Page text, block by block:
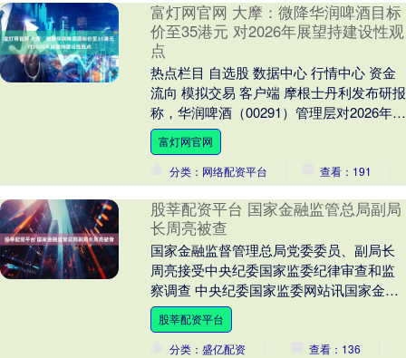
富灯网官网 大摩：微降华润啤酒目标
价至35港元 对2026年展望持建设性观
点
热点栏目 自选股 数据中心 行情中心 资金
流向 模拟交易 客户端 摩根士丹利发布研报
称，华润啤酒（00291）管理层对2026年展
望持审慎乐观态度，今年首两个月....
富灯网官网
分类：网络配资平台
查看：191
股莘配资平台 国家金融监管总局副局
长周亮被查
国家金融监督管理总局党委委员、副局长
周亮接受中央纪委国家监委纪律审查和监
察调查 中央纪委国家监委网站讯国家金融
监督管理总局党委委员、副局长周亮涉嫌
严重违纪违法，....
股莘配资平台
分类：盛亿配资
查看：136